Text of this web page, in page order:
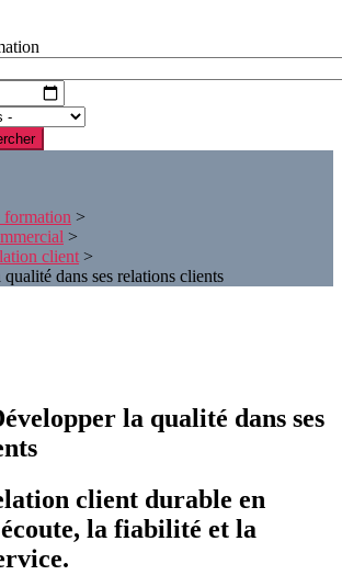
formation >
>
client >
dans ses relations clients
la qualité dans ses
client durable en
la fiabilité et la